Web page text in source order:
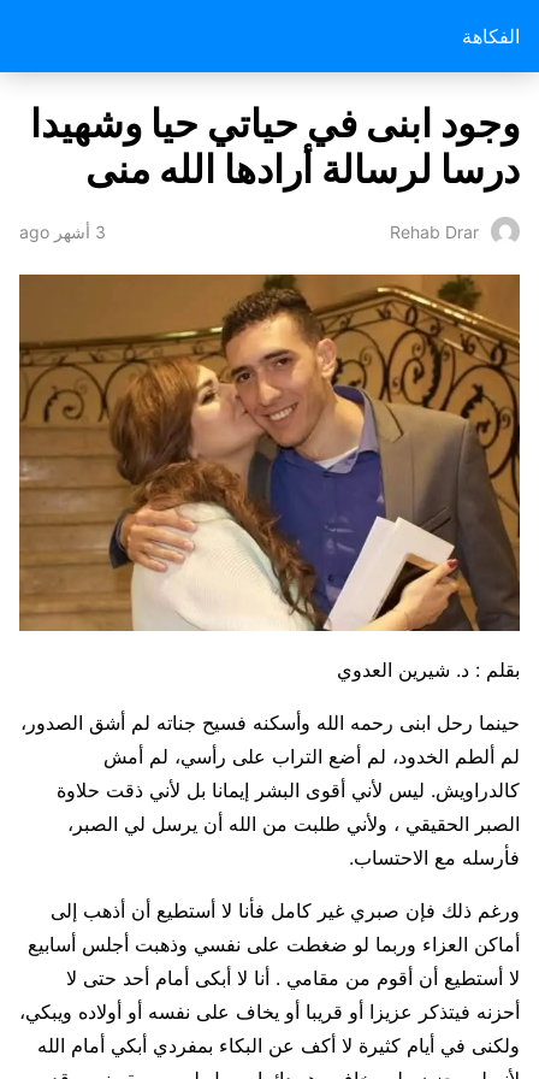
الفكاهة
وجود ابنى في حياتي حيا وشهيدا
درسا لرسالة أرادها الله منى
Rehab Drar 3 أشهر ago
بقلم : د. شيرين العدوي
حينما رحل ابنى رحمه الله وأسكنه فسيح جناته لم أشق الصدور،
لم ألطم الخدود، لم أضع التراب على رأسي، لم أمش
كالدراويش. ليس لأني أقوى البشر إيمانا بل لأني ذقت حلاوة
الصبر الحقيقي ، ولأني طلبت من الله أن يرسل لي الصبر،
فأرسله مع الاحتساب.
ورغم ذلك فإن صبري غير كامل فأنا لا أستطيع أن أذهب إلى
أماكن العزاء وربما لو ضغطت على نفسي وذهبت أجلس أسابيع
لا أستطيع أن أقوم من مقامي . أنا لا أبكى أمام أحد حتى لا
أحزنه فيتذكر عزيزا أو قريبا أو يخاف على نفسه أو أولاده ويبكي،
ولكنى في أيام كثيرة لا أكف عن البكاء بمفردي أبكي أمام الله